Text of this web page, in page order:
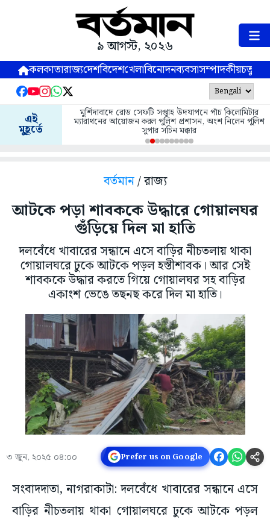
৯ আগস্ট, ২০২৬
কলকাতারাজ্যদেশবিদেশখেলাবিনোদনব্যবসাসম্পাদকীয়
এই
মুহূর্তে
মুর্শিদাবাদে রোড সেফটি সপ্তাহ উদযাপনে পাঁচ কিলোমিটার
ম্যারাথনের আয়োজন করল পুলিশ প্রশাসন, অংশ নিলেন পুলিশ
সুপার সচিন মক্কার
বর্তমান/ রাজ্য
আটকে পড়া শাবককে উদ্ধারে গোয়ালঘর
গুঁড়িয়ে দিল মা হাতি
দলবেঁধে খাবারের সন্ধানে এসে বাড়ির নীচতলায় থাকা
গোয়ালঘরে ঢুকে আটকে পড়ল হস্তীশাবক। আর সেই
শাবককে উদ্ধার করতে গিয়ে গোয়ালঘর সহ বাড়ির
একাংশ ভেঙে তছনছ করে দিল মা হাতি।
৩ জুন, ২০২৫ ০৪:০০ Prefer us on Google
সংবাদদাতা, নাগরাকাটা: দলবেঁধে খাবারের সন্ধানে এসে
বাড়ির নীচতলায় থাকা গোয়ালঘরে ঢুকে আটকে পড়ল